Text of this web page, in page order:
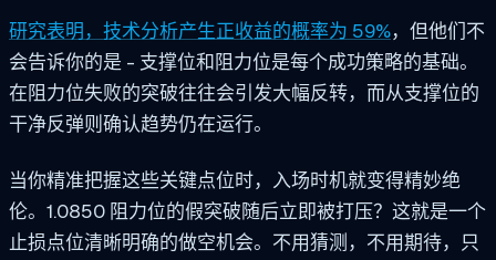
研究表明，技术分析产生正收益的概率为 59%，但他们不
会告诉你的是 - 支撑位和阻力位是每个成功策略的基础。
在阻力位失败的突破往往会引发大幅反转，而从支撑位的
干净反弹则确认趋势仍在运行。
当你精准把握这些关键点位时，入场时机就变得精妙绝
伦。1.0850 阻力位的假突破随后立即被打压？这就是一个
止损点位清晰明确的做空机会。不用猜测，不用期待，只